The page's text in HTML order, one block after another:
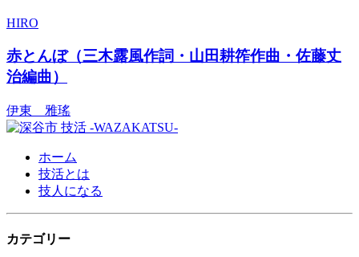
HIRO
赤とんぼ（三木露風作詞・山田耕筰作曲・佐藤丈
治編曲）
伊東 雅瑤
ホーム
技活とは
技人になる
カテゴリー